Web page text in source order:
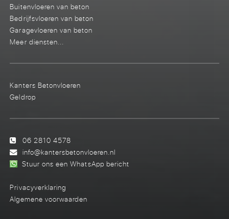
Buitenvloeren van beton
Bedrijfsvloeren van beton
Garagevloeren van beton
Meer diensten...
Kanters Betonvloeren
Geldrop
06 2810 4578
info@kantersbetonvloeren.nl
Stuur ons een WhatsApp bericht
Privacyverklaring
Algemene voorwaarden